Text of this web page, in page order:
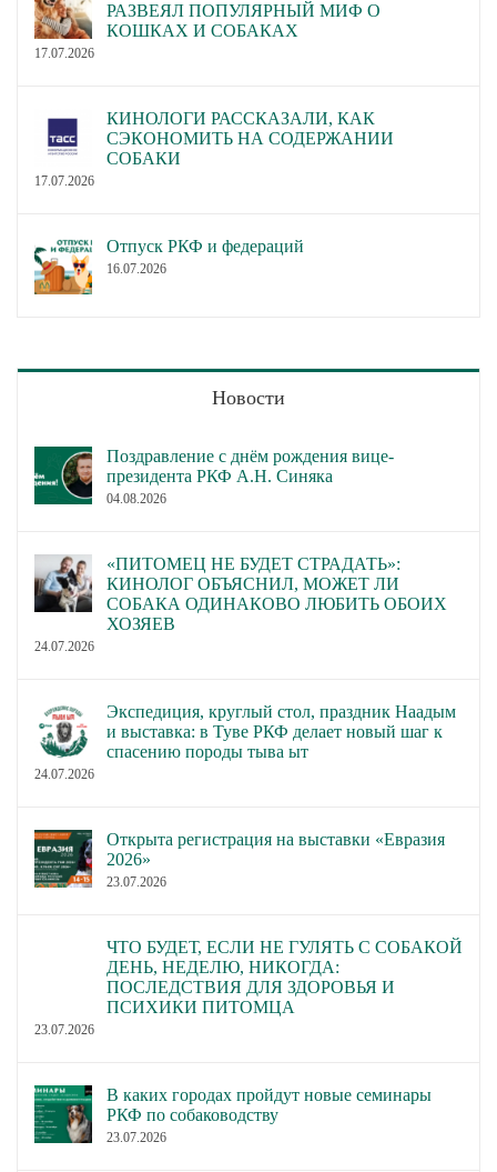
РАЗВЕЯЛ ПОПУЛЯРНЫЙ МИФ О
КОШКАХ И СОБАКАХ
17.07.2026
КИНОЛОГИ РАССКАЗАЛИ, КАК
СЭКОНОМИТЬ НА СОДЕРЖАНИИ
СОБАКИ
17.07.2026
Отпуск РКФ и федераций
16.07.2026
Новости
Поздравление с днём рождения вице-
президента РКФ А.Н. Синяка
04.08.2026
«ПИТОМЕЦ НЕ БУДЕТ СТРАДАТЬ»:
КИНОЛОГ ОБЪЯСНИЛ, МОЖЕТ ЛИ
СОБАКА ОДИНАКОВО ЛЮБИТЬ ОБОИХ
ХОЗЯЕВ
24.07.2026
Экспедиция, круглый стол, праздник Наадым
и выставка: в Туве РКФ делает новый шаг к
спасению породы тыва ыт
24.07.2026
Открыта регистрация на выставки «Евразия
2026»
23.07.2026
ЧТО БУДЕТ, ЕСЛИ НЕ ГУЛЯТЬ С СОБАКОЙ
ДЕНЬ, НЕДЕЛЮ, НИКОГДА:
ПОСЛЕДСТВИЯ ДЛЯ ЗДОРОВЬЯ И
ПСИХИКИ ПИТОМЦА
23.07.2026
В каких городах пройдут новые семинары
РКФ по собаководству
23.07.2026